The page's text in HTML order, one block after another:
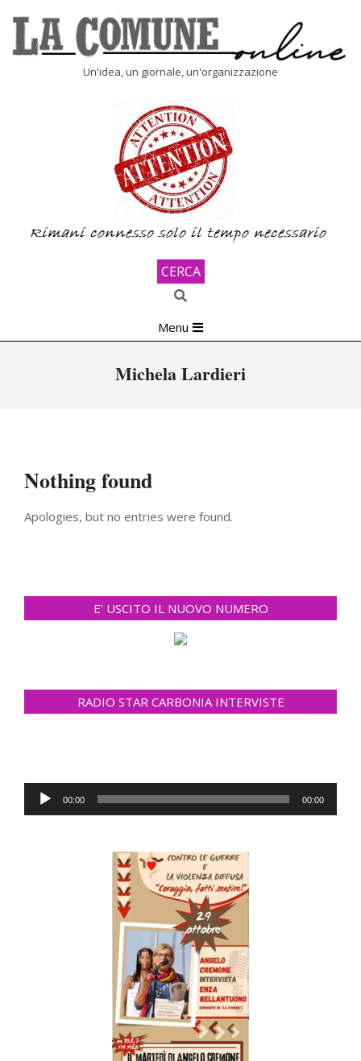
content
Un'idea, un giornale, un'organizzazione
CERCA
Search
Navigation
Menu
Michela Lardieri
Nothing found
Apologies, but no entries were found.
E’ USCITO IL NUOVO NUMERO
RADIO STAR CARBONIA INTERVISTE
Audio
Player
00:00 00:00